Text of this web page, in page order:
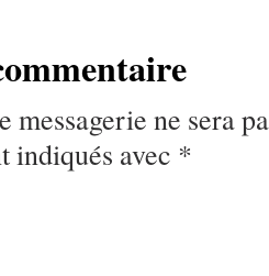
messagerie ne sera
indiqués avec *